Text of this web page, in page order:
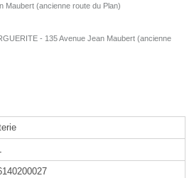
Maubert (ancienne route du Plan)
- 135 Avenue Jean Maubert (ancienne